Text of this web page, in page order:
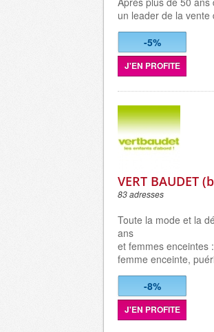
un leader de la
-5%
J'EN PROFITE
VERT BAUDET
83 adresses
Toute la mode et la
ans
et femmes enceintes
femme enceinte,
-8%
J'EN PROFITE